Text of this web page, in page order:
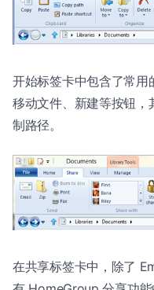
开始标签卡中包含了常用
移动文件、新建等按钮，
制路径。
在共享标签卡中，除了